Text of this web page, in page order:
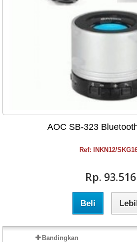
AOC SB-323
Ref: INKN12/
Rp‎. 93.516
Beli
Bandingkan